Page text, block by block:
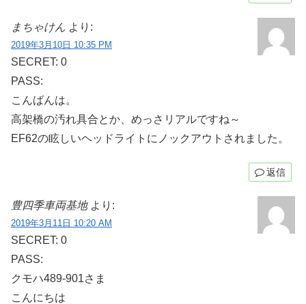
まちゃけん より:
2019年3月10日 10:35 PM
SECRET: 0
PASS:
こんばんは。
高架橋の汚れ具合とか、めっさリアルですね～
EF62の眩しいヘッドライトにノックアウトされました。
返信
豊四季車両基地 より:
2019年3月11日 10:20 AM
SECRET: 0
PASS:
クモハ489-901さま
こんにちは